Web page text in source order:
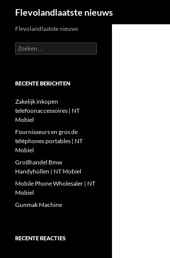
Flevolandlaatste nieuws
Flevolandlaatste nieuws
Zoeken
naar:
RECENTE BERICHTEN
Zakelijk inkopen
telefoonaccessoires | NT
Mobiel
Fournisseurs en gros de
téléphones portables | NT
Mobiel
Großhandel Bmw
Handyhüllen | NT Mobiel
Mobile Phone Wholesaler | NT
Mobiel
Gunmak Machine
RECENTE REACTIES